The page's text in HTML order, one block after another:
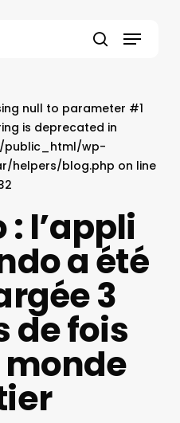
Menu
null to parameter #1
is deprecated in
public_html/wp-
helpers/blog.php on line
l’appli
a été
3
de fois